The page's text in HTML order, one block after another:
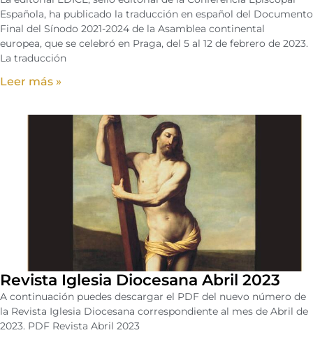
Española, ha publicado la traducción en español del Documento
Final del Sínodo 2021-2024 de la Asamblea continental
europea, que se celebró en Praga, del 5 al 12 de febrero de 2023.
La traducción
Leer más »
Revista Iglesia Diocesana Abril 2023
A continuación puedes descargar el PDF del nuevo número de
la Revista Iglesia Diocesana correspondiente al mes de Abril de
2023. PDF Revista Abril 2023